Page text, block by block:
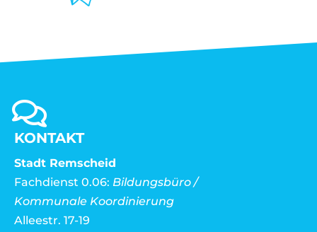
KONTAKT
Stadt Remscheid
Fachdienst 0.06: Bildungsbüro /
Kommunale Koordinierung
Alleestr. 17-19